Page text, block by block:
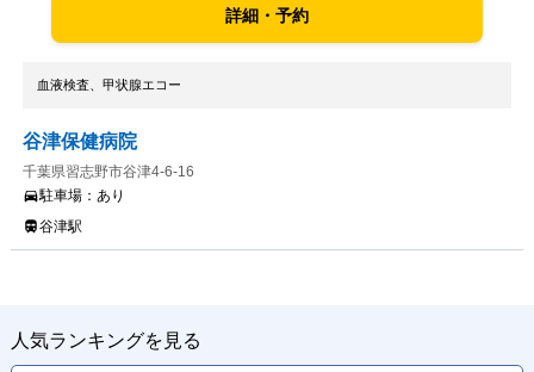
詳細・予約
血液検査、甲状腺エコー
谷津保健病院
千葉県習志野市谷津4-6-16
駐車場： あり
谷津駅
人気ランキングを見る